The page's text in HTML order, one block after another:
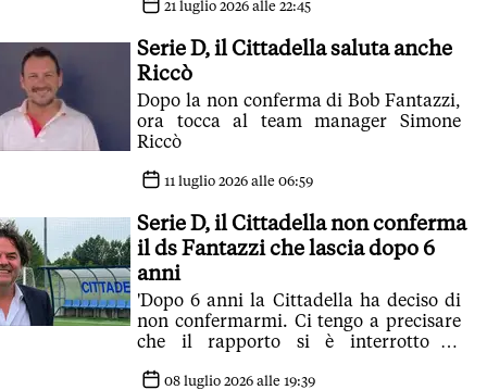
21 luglio 2026 alle 22:45
Serie D, il Cittadella saluta anche
Riccò
Dopo la non conferma di Bob Fantazzi,
ora tocca al team manager Simone
Riccò
11 luglio 2026 alle 06:59
Serie D, il Cittadella non conferma
il ds Fantazzi che lascia dopo 6
anni
'Dopo 6 anni la Cittadella ha deciso di
non confermarmi. Ci tengo a precisare
che il rapporto si è interrotto in
08 luglio 2026 alle 19:39